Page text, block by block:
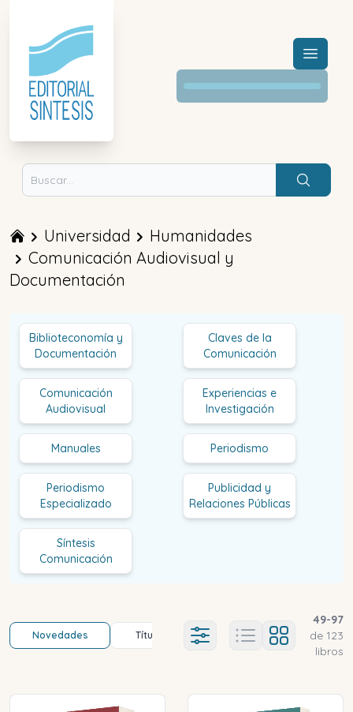
Menú
Buscar
Universidad
Humanidades
Comunicación Audiovisual y
Documentación
Biblioteconomía y
Documentación
Claves de la
Comunicación
Comunicación
Audiovisual
Experiencias e
Investigación
Manuales Periodismo
Periodismo
Especializado
Publicidad y
Relaciones Públicas
Síntesis
Comunicación
Novedades Título (a-z) Título (z-a)
Ajustes abierto
49-97
de 123
libros